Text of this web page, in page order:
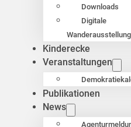
Downloads
Digitale
Wanderausstellung
Kinderecke
Veranstaltungen
Publikationen
News